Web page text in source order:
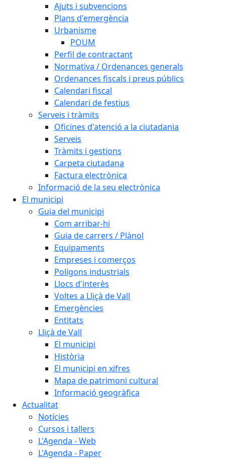
Ajuts i subvencions
Plans d'emergència
Urbanisme
POUM
Perfil de contractant
Normativa / Ordenances generals
Ordenances fiscals i preus públics
Calendari fiscal
Calendari de festius
Serveis i tràmits
Oficines d'atenció a la ciutadania
Serveis
Tràmits i gestions
Carpeta ciutadana
Factura electrònica
Informació de la seu electrònica
El municipi
Guia del municipi
Com arribar-hi
Guia de carrers / Plànol
Equipaments
Empreses i comerços
Polígons industrials
Llocs d'interès
Voltes a Lliçà de Vall
Emergències
Entitats
Lliçà de Vall
El municipi
Història
El municipi en xifres
Mapa de patrimoni cultural
Informació geogràfica
Actualitat
Notícies
Cursos i tallers
L'Agenda - Web
L'Agenda - Paper